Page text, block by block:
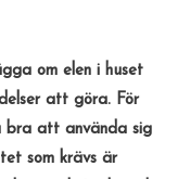
om elen i huset
att göra. För
att använda sig
som krävs är